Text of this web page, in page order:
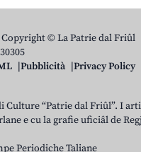
© La Patrie dal Friûl
Pubblicità
Privacy Policy
Culture “Patrie dal Friûl”. I
e cu la grafie uficiâl de
Periodiche Taliane